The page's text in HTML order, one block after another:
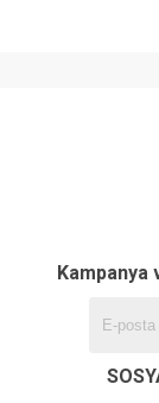
Kampanya